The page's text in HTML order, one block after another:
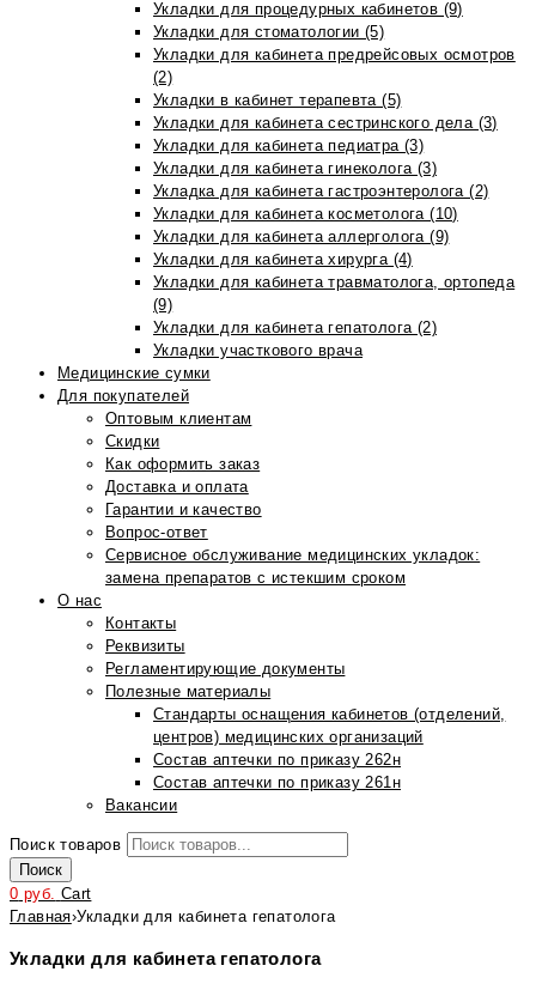
Укладки для процедурных кабинетов (9)
Укладки для стоматологии (5)
Укладки для кабинета предрейсовых осмотров
(2)
Укладки в кабинет терапевта (5)
Укладки для кабинета сестринского дела (3)
Укладки для кабинета педиатра (3)
Укладки для кабинета гинеколога (3)
Укладка для кабинета гастроэнтеролога (2)
Укладки для кабинета косметолога (10)
Укладки для кабинета аллерголога (9)
Укладки для кабинета хирурга (4)
Укладки для кабинета травматолога, ортопеда
(9)
Укладки для кабинета гепатолога (2)
Укладки участкового врача
Медицинские сумки
Для покупателей
Оптовым клиентам
Скидки
Как оформить заказ
Доставка и оплата
Гарантии и качество
Вопрос-ответ
Сервисное обслуживание медицинских укладок:
замена препаратов с истекшим сроком
О нас
Контакты
Реквизиты
Регламентирующие документы
Полезные материалы
Стандарты оснащения кабинетов (отделений,
центров) медицинских организаций
Состав аптечки по приказу 262н
Состав аптечки по приказу 261н
Вакансии
Поиск товаров
Поиск
0 руб. Cart
Главная›Укладки для кабинета гепатолога
Укладки для кабинета гепатолога